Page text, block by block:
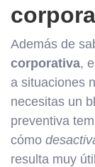
Además de
corporativa,
a situaciones
necesitas un
preventiva
cómo
resulta muy